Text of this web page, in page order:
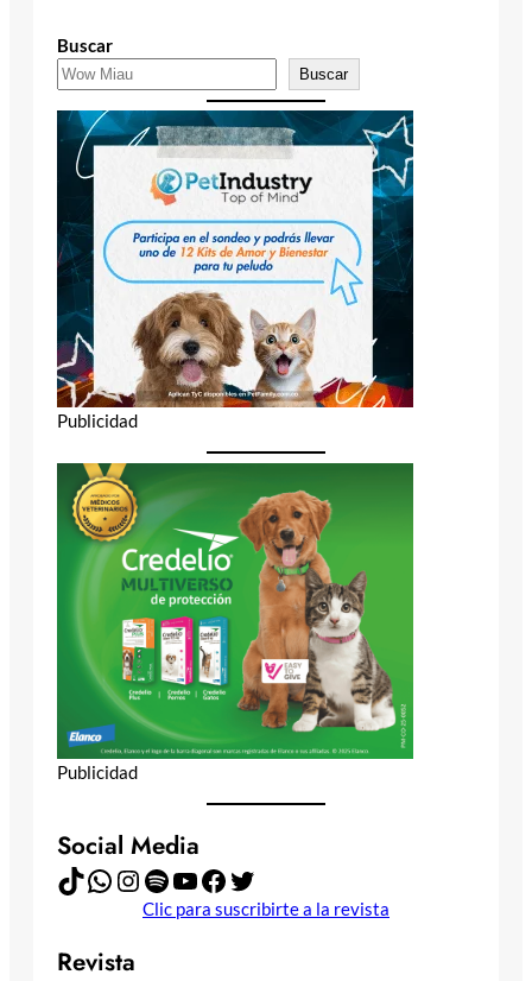
Buscar
Buscar
Publicidad
Publicidad
Social Media
TikTok WhatsApp Instagram Spotify YouTube Facebook Twitter
Clic para suscribirte a la revista
Revista